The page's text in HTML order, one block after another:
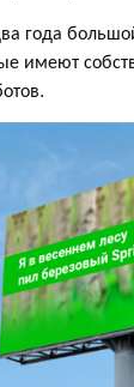
года
имеют